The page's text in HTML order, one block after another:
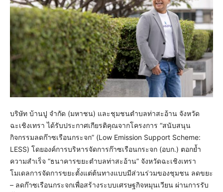
บริษัท บ้านปู จำกัด (มหาชน) และชุมชนตำบลท่าสะอ้าน จังหวัด
ฉะเชิงเทรา ได้รับประกาศเกียรติคุณจากโครงการ “สนับสนุน
กิจกรรมลดก๊าซเรือนกระจก” (Low Emission Support Scheme:
LESS) โดยองค์การบริหารจัดการก๊าซเรือนกระจก (อบก.) ตอกย้ำ
ความสำเร็จ “ธนาคารขยะตำบลท่าสะอ้าน” จังหวัดฉะเชิงเทรา
โมเดลการจัดการขยะตั้งแต่ต้นทางแบบมีส่วนร่วมของชุมชน ลดขยะ
– ลดก๊าซเรือนกระจกเพื่อสร้างระบบเศรษฐกิจหมุนเวียน ผ่านการรับ